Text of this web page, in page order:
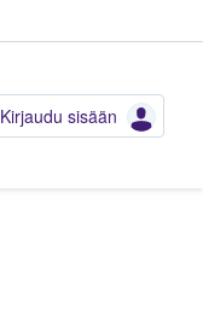
Kirjaudu sisään